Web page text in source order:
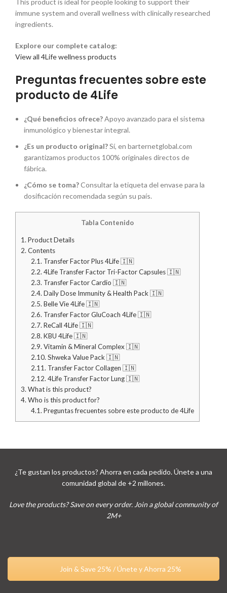
immune system and overall wellness with clinically researched
ingredients.
Explore our complete catalog:
View all 4Life wellness products
Preguntas frecuentes sobre este
producto de 4Life
¿Qué beneficios ofrece?Apoyo avanzado para el sistema
inmunológico y bienestar integral.
¿Es un producto original?Sí, en barternetglobal.com
garantizamos productos 100% originales directos de
fábrica.
¿Cómo se toma?Consultar la etiqueta del envase para la
dosificación recomendada según su país.
Tabla Contenido
1. Product Details
2. Contents
2.1. Transfer Factor Plus 4Life 🇮🇳
2.2. 4Life Transfer Factor Tri-Factor Capsules 🇮🇳
2.3. Transfer Factor Cardio 🇮🇳
2.4. Daily Dose Immunity & Health Pack 🇮🇳
2.5. Belle Vie 4Life 🇮🇳
2.6. Transfer Factor GluCoach 4Life 🇮🇳
2.7. ReCall 4Life 🇮🇳
2.8. KBU 4Life 🇮🇳
2.9. Vitamin & Mineral Complex 🇮🇳
2.10. Shweka Value Pack 🇮🇳
2.11. Transfer Factor Collagen 🇮🇳
2.12. 4Life Transfer Factor Lung 🇮🇳
3. What is this product?
4. Who is this product for?
4.1. Preguntas frecuentes sobre este producto de 4Life
¿Te gustan los productos? Ahorra en cada pedido. Únete a una
comunidad global de +2 millones.
Love the products? Save on every order. Join a global community of
2M+
Join & Save 25% / Únete y Ahorra 25%